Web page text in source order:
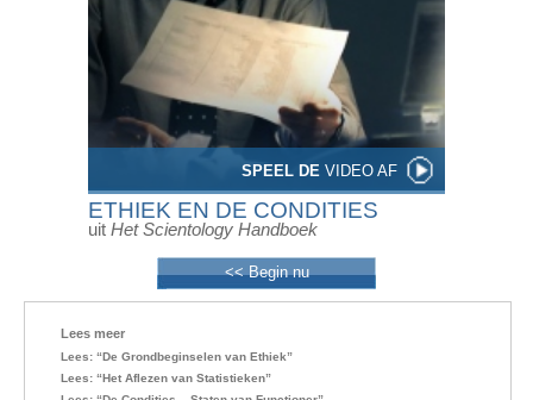
SPEEL DE VIDEO AF
ETHIEK EN DE CONDITIES
uit Het Scientology Handboek
<< Begin nu
Lees meer
Lees: “De Grondbeginselen van Ethiek”
Lees: “Het Aflezen van Statistieken”